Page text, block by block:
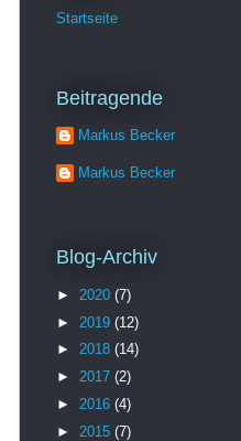
Startseite
Beitragende
Markus Becker
Markus Becker
Blog-Archiv
► 2020 (7)
► 2019 (12)
► 2018 (14)
► 2017 (2)
► 2016 (4)
► 2015 (7)